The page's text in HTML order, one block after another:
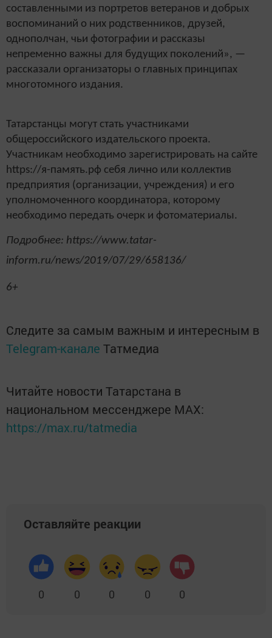
составленными из портретов ветеранов и добрых
воспоминаний о них родственников, друзей,
однополчан, чьи фотографии и рассказы
непременно важны для будущих поколений», —
рассказали организаторы о главных принципах
многотомного издания.
Татарстанцы могут стать участниками
общероссийского издательского проекта.
Участникам необходимо зарегистрировать на сайте
https://я-память.рф себя лично или коллектив
предприятия (организации, учреждения) и его
уполномоченного координатора, которому
необходимо передать очерк и фотоматериалы.
Подробнее: https://www.tatar-
inform.ru/news/2019/07/29/658136/
6+
Следите за самым важным и интересным в
Telegram-канале Татмедиа
Читайте новости Татарстана в
национальном мессенджере MАХ:
https://max.ru/tatmedia
Оставляйте реакции
0 0 0 0 0